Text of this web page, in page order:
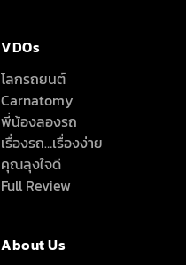
VDOs
โลกรถยนต์
Carnatomy
พี่น้องลองรถ
เรื่องรถ…เรื่องง่าย
คุณลุงใจดี
Full Review
About Us